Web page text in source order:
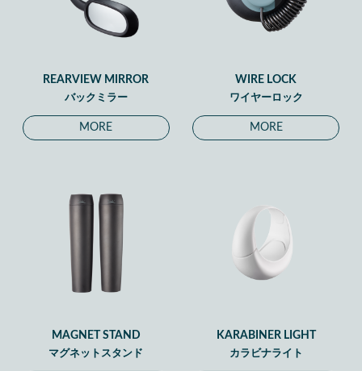
REARVIEW MIRROR
バックミラー
MORE
WIRE LOCK
ワイヤーロック
MORE
MAGNET STAND
マグネットスタンド
KARABINER LIGHT
カラビナライト